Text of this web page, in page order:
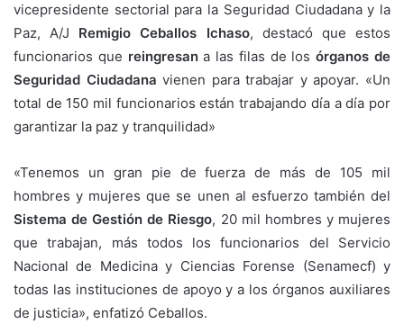
vicepresidente sectorial para la Seguridad Ciudadana y la
Paz, A/J Remigio Ceballos Ichaso, destacó que estos
funcionarios que reingresana las filas de losórganos de
Seguridad Ciudadana vienen para trabajar y apoyar. «Un
total de 150 mil funcionarios están trabajando día a día por
garantizar la paz y tranquilidad»
«Tenemos un gran pie de fuerza de más de 105 mil
hombres y mujeres que se unen al esfuerzo también del
Sistema de Gestión de Riesgo, 20 mil hombres y mujeres
que trabajan, más todos los funcionarios del Servicio
Nacional de Medicina y Ciencias Forense (Senamecf) y
todas las instituciones de apoyo y a los órganos auxiliares
de justicia», enfatizó Ceballos.